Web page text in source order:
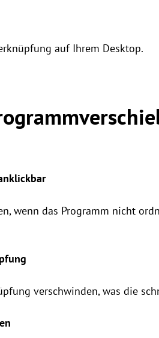
auf Ihrem Desktop.
wenn das Programm nicht
verschwinden, was die